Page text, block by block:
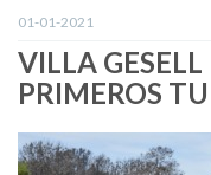
01-01-2021
VILLA
PRIMEROS